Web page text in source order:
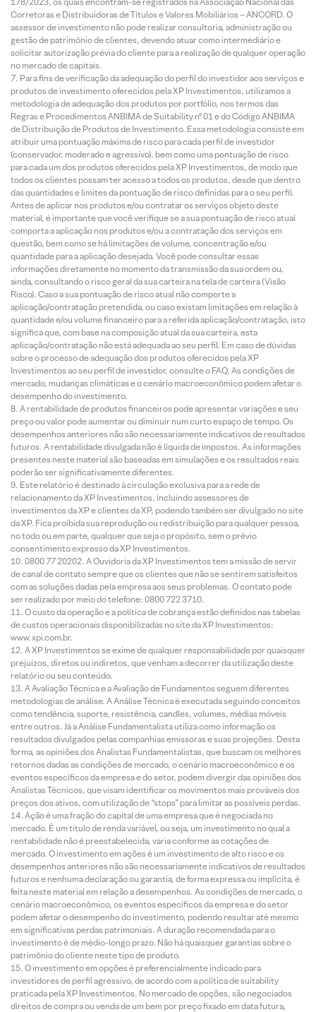
Corretoras e Distribuidoras de Títulos e Valores Mobiliários – ANCORD. O
assessor de investimento não pode realizar consultoria, administração ou
gestão de patrimônio de clientes, devendo atuar como intermediário e
solicitar autorização prévia do cliente para a realização de qualquer operação
no mercado de capitais.
Para fins de verificação da adequação do perfil do investidor aos serviços e
produtos de investimento oferecidos pela XP Investimentos, utilizamos a
metodologia de adequação dos produtos por portfólio, nos termos das
Regras e Procedimentos ANBIMA de Suitability nº 01 e do Código ANBIMA
de Distribuição de Produtos de Investimento. Essa metodologia consiste em
atribuir uma pontuação máxima de risco para cada perfil de investidor
(conservador, moderado e agressivo), bem como uma pontuação de risco
para cada um dos produtos oferecidos pela XP Investimentos, de modo que
todos os clientes possam ter acesso a todos os produtos, desde que dentro
das quantidades e limites da pontuação de risco definidas para o seu perfil.
Antes de aplicar nos produtos e/ou contratar os serviços objeto deste
material, é importante que você verifique se a sua pontuação de risco atual
comporta a aplicação nos produtos e/ou a contratação dos serviços em
questão, bem como se há limitações de volume, concentração e/ou
quantidade para a aplicação desejada. Você pode consultar essas
informações diretamente no momento da transmissão da sua ordem ou,
ainda, consultando o risco geral da sua carteira na tela de carteira (Visão
Risco). Caso a sua pontuação de risco atual não comporte a
aplicação/contratação pretendida, ou caso existam limitações em relação à
quantidade e/ou volume financeiro para a referida aplicação/contratação, isto
significa que, com base na composição atual da sua carteira, esta
aplicação/contratação não está adequada ao seu perfil. Em caso de dúvidas
sobre o processo de adequação dos produtos oferecidos pela XP
Investimentos ao seu perfil de investidor, consulte o FAQ. As condições de
mercado, mudanças climáticas e o cenário macroeconômico podem afetar o
desempenho do investimento.
A rentabilidade de produtos financeiros pode apresentar variações e seu
preço ou valor pode aumentar ou diminuir num curto espaço de tempo. Os
desempenhos anteriores não são necessariamente indicativos de resultados
futuros. A rentabilidade divulgada não é líquida de impostos. As informações
presentes neste material são baseadas em simulações e os resultados reais
poderão ser significativamente diferentes.
Este relatório é destinado à circulação exclusiva para a rede de
relacionamento da XP Investimentos, incluindo assessores de
investimentos da XP e clientes da XP, podendo também ser divulgado no site
da XP. Fica proibida sua reprodução ou redistribuição para qualquer pessoa,
no todo ou em parte, qualquer que seja o propósito, sem o prévio
consentimento expresso da XP Investimentos.
0800 77 20202. A Ouvidoria da XP Investimentos tem a missão de servir
de canal de contato sempre que os clientes que não se sentirem satisfeitos
com as soluções dadas pela empresa aos seus problemas. O contato pode
ser realizado por meio do telefone: 0800 722 3710.
O custo da operação e a política de cobrança estão definidos nas tabelas
de custos operacionais disponibilizadas no site da XP Investimentos:
www.xpi.com.br.
A XP Investimentos se exime de qualquer responsabilidade por quaisquer
prejuízos, diretos ou indiretos, que venham a decorrer da utilização deste
relatório ou seu conteúdo.
A Avaliação Técnica e a Avaliação de Fundamentos seguem diferentes
metodologias de análise. A Análise Técnica é executada seguindo conceitos
como tendência, suporte, resistência, candles, volumes, médias móveis
entre outros. Já a Análise Fundamentalista utiliza como informação os
resultados divulgados pelas companhias emissoras e suas projeções. Desta
forma, as opiniões dos Analistas Fundamentalistas, que buscam os melhores
retornos dadas as condições de mercado, o cenário macroeconômico e os
eventos específicos da empresa e do setor, podem divergir das opiniões dos
Analistas Técnicos, que visam identificar os movimentos mais prováveis dos
preços dos ativos, com utilização de “stops” para limitar as possíveis perdas.
Ação é uma fração do capital de uma empresa que é negociada no
mercado. É um título de renda variável, ou seja, um investimento no qual a
rentabilidade não é preestabelecida, varia conforme as cotações de
mercado. O investimento em ações é um investimento de alto risco e os
desempenhos anteriores não são necessariamente indicativos de resultados
futuros e nenhuma declaração ou garantia, de forma expressa ou implícita, é
feita neste material em relação a desempenhos. As condições de mercado, o
cenário macroeconômico, os eventos específicos da empresa e do setor
podem afetar o desempenho do investimento, podendo resultar até mesmo
em significativas perdas patrimoniais. A duração recomendada para o
investimento é de médio-longo prazo. Não há quaisquer garantias sobre o
patrimônio do cliente neste tipo de produto.
O investimento em opções é preferencialmente indicado para
investidores de perfil agressivo, de acordo com a política de suitability
praticada pela XP Investimentos. No mercado de opções, são negociados
direitos de compra ou venda de um bem por preço fixado em data futura,